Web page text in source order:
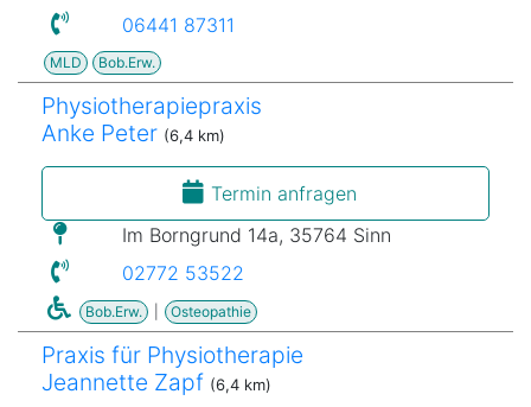
06441 87311
MLD Bob.Erw.
Physiotherapiepraxis
Anke Peter (6,4 km)
Termin anfragen
Im Borngrund 14a, 35764 Sinn
02772 53522
Bob.Erw. Osteopathie
Praxis für Physiotherapie
Jeannette Zapf (6,4 km)